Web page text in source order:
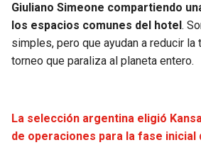
Giuliano Simeone compartiendo
los espacios comunes del hotel .
simples, pero que ayudan a reducir la
torneo que paraliza al planeta entero.
La selección argentina eligió
de operaciones para la fase inicial